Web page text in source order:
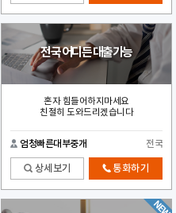
전국 어디든 대출가능
혼자 힘들어하지마세요
친절히 도와드리겠습니다
엄청빠른대부중개 전국
상세보기 통화하기